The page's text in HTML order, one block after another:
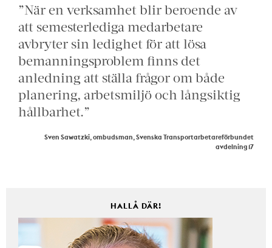
”När en verksamhet blir beroende av
att semesterlediga medarbetare
avbryter sin ledighet för att lösa
bemanningsproblem finns det
anledning att ställa frågor om både
planering, arbetsmiljö och långsiktig
hållbarhet.”
Sven Sawatzki, ombudsman, Svenska Transportarbetareförbundet
avdelning 17
HALLÅ DÄR!